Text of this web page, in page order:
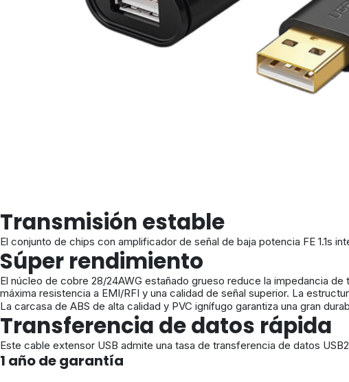
Transmisión estable
El conjunto de chips con amplificador de señal de baja potencia FE 1.1s
Súper rendimiento
El núcleo de cobre 28/24AWG estañado grueso reduce la impedancia
máxima resistencia a EMI/RFI y una calidad de señal superior. La
La carcasa de ABS de alta calidad y PVC ignífugo garantiza una gran
Transferencia de datos rápida
Este cable extensor USB admite una tasa de transferencia de datos
1 año de garantía